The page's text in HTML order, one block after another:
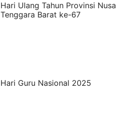
Hari Ulang Tahun Provinsi Nusa
Tenggara Barat ke-67
Hari Guru Nasional 2025